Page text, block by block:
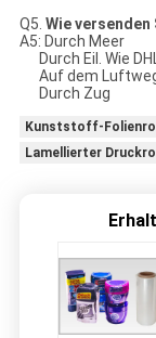
Q5. Wie
A5: Durch Meer
Durch Eil. Wie
Auf dem
Durch Zug
Kunststoff-
Lamellierter